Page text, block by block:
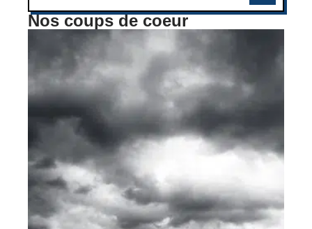
Nos coups de coeur